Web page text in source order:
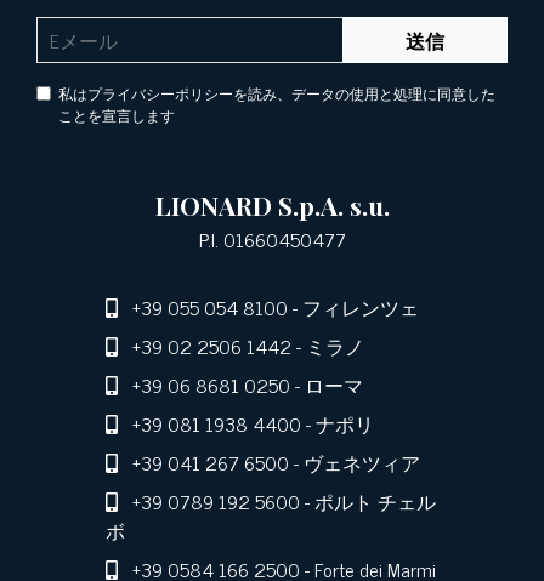
送信
私はプライバシーポリシーを読み、データの使用と処理に同意した
ことを宣言します
LIONARD S.p.A. s.u.
P.I. 01660450477
+39 055 054 8100- フィレンツェ
+39 02 2506 1442- ミラノ
+39 06 8681 0250- ローマ
+39 081 1938 4400- ナポリ
+39 041 267 6500- ヴェネツィア
+39 0789 192 5600- ポルト チェル
ボ
+39 0584 166 2500- Forte dei Marmi